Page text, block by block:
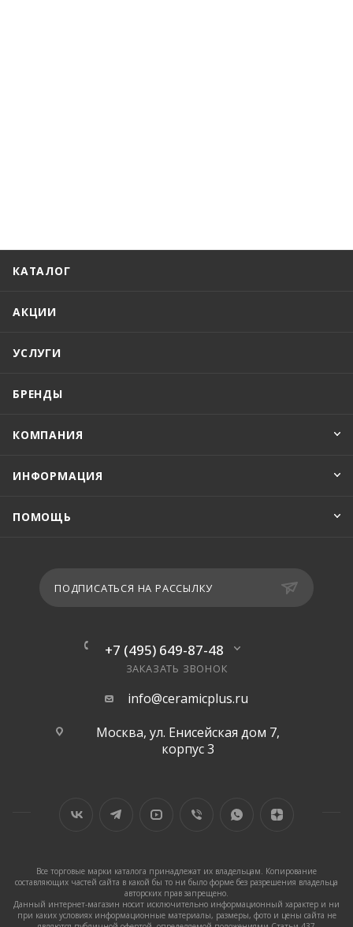
КАТАЛОГ
АКЦИИ
УСЛУГИ
БРЕНДЫ
КОМПАНИЯ
ИНФОРМАЦИЯ
ПОМОЩЬ
ПОДПИСАТЬСЯ НА РАССЫЛКУ
+7 (495) 649-87-48
ЗАКАЗАТЬ ЗВОНОК
info@ceramicplus.ru
Москва, ул. Енисейская дом 7,
корпус 3
Все торговые марки каталога принадлежат их владельцам. Копирование
составляющих частей сайта в какой бы то ни было форме без разрешения владельца
авторских прав запрещено.
Данный интернет-магазин носит исключительно информационный характер и ни
при каких условиях информационные материалы, размеры, фото и цены сайта не